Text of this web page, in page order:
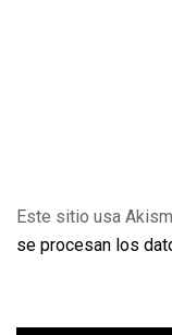
Este sitio usa
se procesan los